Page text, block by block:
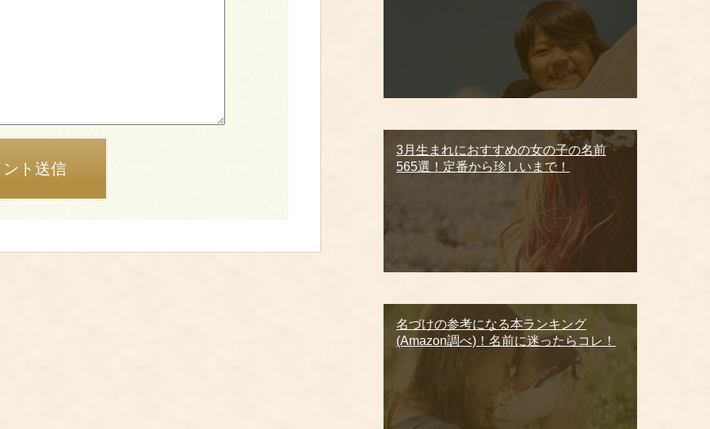
ト送信
3月生まれにおすすめの女の子の名前
565選！定番から珍しいまで！
名づけの参考になる本ランキング
(Amazon調べ)！名前に迷ったらコレ！